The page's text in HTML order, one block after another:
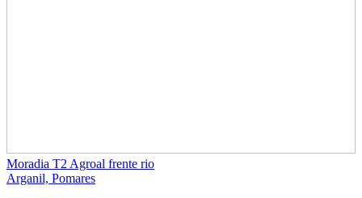
Moradia T2 Agroal frente rio
Arganil, Pomares